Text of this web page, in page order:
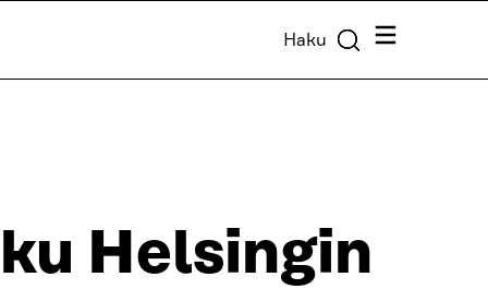
Haku Valikko
Helsingin